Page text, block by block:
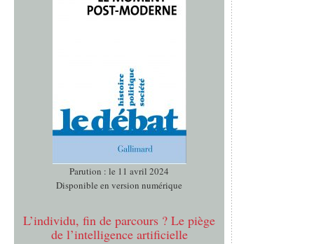
Parution : le 11 avril 2024
Disponible en version numérique
L’individu, fin de parcours ? Le piège
de l’intelligence artificielle